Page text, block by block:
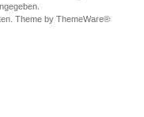
Theme by ThemeWare®